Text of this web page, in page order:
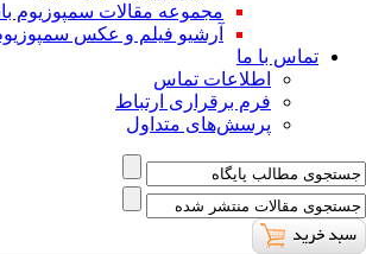
مجموعه مقالات سمپوزیوم
آرشیو فیلم و عکس
تماس با ما
اطلاعات تماس
فرم برقراری ارتباط
پرسش‌های متداول